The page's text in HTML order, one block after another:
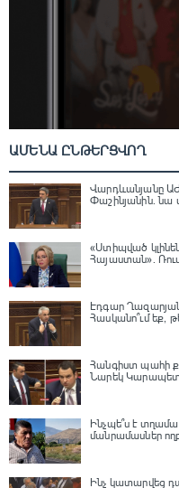
ԱՄԵՆԱ ԸՆԹԵՐՑՎՈՂ
Վարդևանյանը
Փաշինյանին․ նա
«Ստիպված
Հայաստան»․
Էդգար
Հասկանո՞ւմ եք,
Հանգիստ պահի
Նարեկ
Ինչպե՞ս է
մանրամասներ
Ինչ կատարվեց